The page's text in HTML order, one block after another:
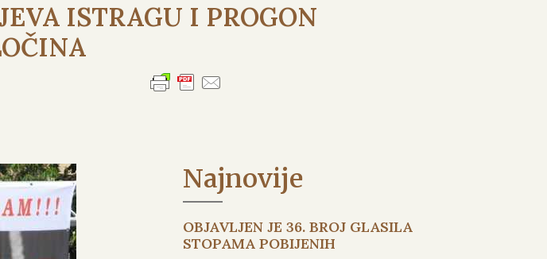
ISTRAGU I PROGON
Najnovije
OBJAVLJEN JE 36. BROJ GLASILA
STOPAMA POBIJENIH